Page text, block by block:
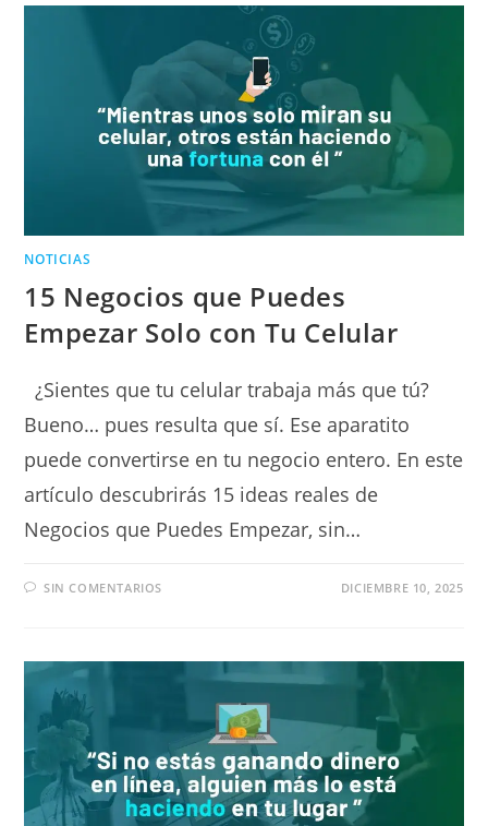
NOTICIAS
15 Negocios que Puedes
Empezar Solo con Tu Celular
¿Sientes que tu celular trabaja más que tú?
Bueno… pues resulta que sí. Ese aparatito
puede convertirse en tu negocio entero. En este
artículo descubrirás 15 ideas reales de
Negocios que Puedes Empezar, sin…
SIN COMENTARIOS DICIEMBRE 10, 2025